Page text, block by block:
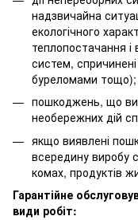
надзвичайна
екологічного
теплопостачання
систем,
буреломами тощо);
пошкоджень, що
необережних дій
якщо виявлені
всередину виробу
комах, продуктів
Гарантійне
види робіт: